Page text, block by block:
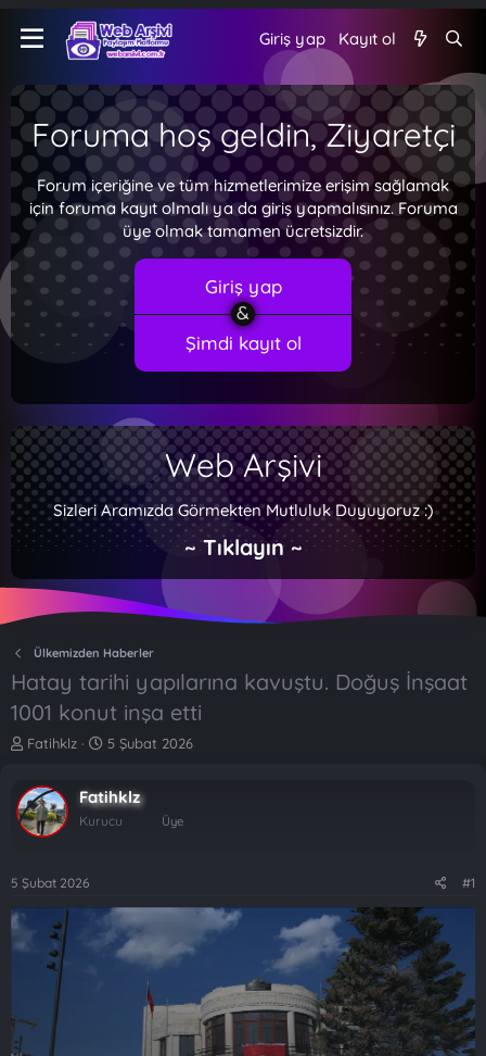
Giriş yap Kayıt ol
Foruma hoş geldin, Ziyaretçi
Forum içeriğine ve tüm hizmetlerimize erişim sağlamak
için foruma kayıt olmalı ya da giriş yapmalısınız. Foruma
üye olmak tamamen ücretsizdir.
Giriş yap
Şimdi kayıt ol
Web Arşivi
Sizleri Aramızda Görmekten Mutluluk Duyuyoruz :)
~ Tıklayın ~
Ülkemizden Haberler
Hatay tarihi yapılarına kavuştu. Doğuş İnşaat
1001 konut inşa etti
K
b
u
y
b
Fatihklz
B
l
a
t
5 Şubat 2026
Fatihklz
Kurucu Üye
5 Şubat 2026 #1